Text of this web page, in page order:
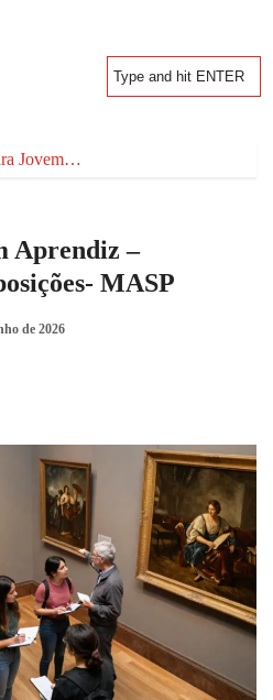
Jovem…
Aprendiz –
MASP
de 2026